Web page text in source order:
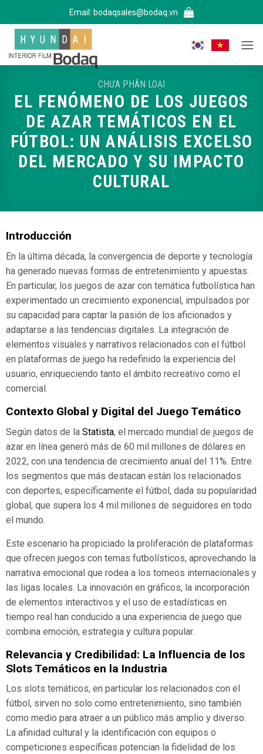
qua
dung
Email: bodaqsales@bodaq.vn
CHƯA PHÂN LOẠI
EL FENÓMENO DE LOS JUEGOS
DE AZAR TEMÁTICOS EN EL
FÚTBOL: UN ANÁLISIS EXCELSO
DEL MERCADO Y SU IMPACTO
CULTURAL
Introducción
En la última década, la convergencia de deporte y tecnología
ha generado nuevas formas de entretenimiento y apuestas.
En particular, los juegos de azar con temática futbolística han
experimentado un crecimiento exponencial, impulsados por
su capacidad para captar la pasión de los aficionados y
adaptarse a las tendencias digitales. La integración de
elementos visuales y narrativos relacionados con el fútbol
en plataformas de juego ha redefinido la experiencia del
usuario, enriqueciendo tanto el ámbito recreativo como el
comercial.
Contexto Global y Digital del Juego Temático
Según datos de la Statista, el mercado mundial de juegos de
azar en línea generó más de 60 mil millones de dólares en
2022, con una tendencia de crecimiento anual del 11%. Entre
los segmentos que más destacan están los relacionados
con deportes, específicamente el fútbol, dada su popularidad
global, que supera los 4 mil millones de seguidores en todo
el mundo.
Este escenario ha propiciado la proliferación de plataformas
que ofrecen juegos con temas futbolísticos, aprovechando la
narrativa emocional que rodea a los torneos internacionales y
las ligas locales. La innovación en gráficos, la incorporación
de elementos interactivos y el uso de estadísticas en
tiempo real han conducido a una experiencia de juego que
combina emoción, estrategia y cultura popular.
Relevancia y Credibilidad: La Influencia de los
Slots Temáticos en la Industria
Los slots temáticos, en particular los relacionados con el
fútbol, sirven no solo como entretenimiento, sino también
como medio para atraer a un público más amplio y diverso.
La afinidad cultural y la identificación con equipos o
competiciones específicas potencian la fidelidad de los